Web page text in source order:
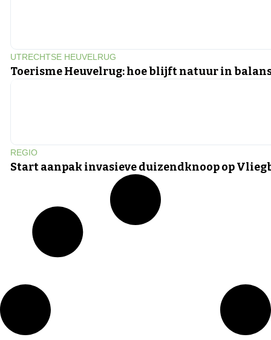
UTRECHTSE HEUVELRUG
Toerisme Heuvelrug: hoe blijft natuur in
REGIO
Start aanpak invasieve duizendknoop op